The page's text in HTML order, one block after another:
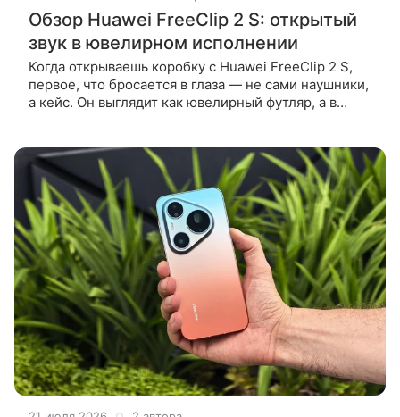
Обзор Huawei FreeClip 2 S: открытый
звук в ювелирном исполнении
Когда открываешь коробку с Huawei FreeClip 2 S,
первое, что бросается в глаза — не сами наушники,
а кейс. Он выглядит как ювелирный футляр, а в